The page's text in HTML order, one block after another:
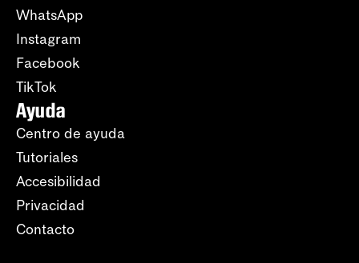
WhatsApp
Instagram
Facebook
TikTok
Ayuda
Centro de ayuda
Tutoriales
Accesibilidad
Privacidad
Contacto